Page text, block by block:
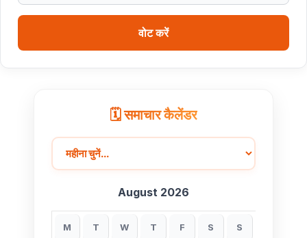
वोट करें
🗓️ समाचार कैलेंडर
August 2026
M T W T F S S